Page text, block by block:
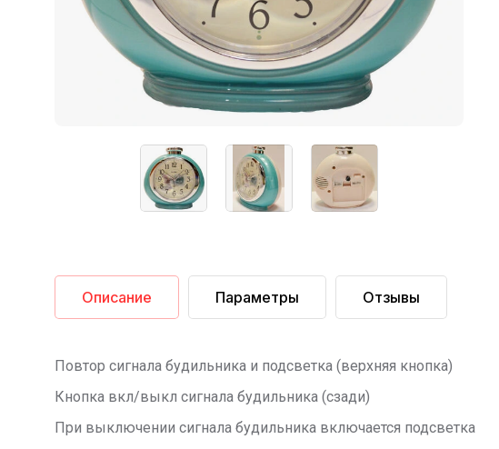
Описание Параметры Отзывы
Повтор сигнала будильника и подсветка (верхняя кнопка)
Кнопка вкл/выкл сигнала будильника (сзади)
При выключении сигнала будильника включается подсветка